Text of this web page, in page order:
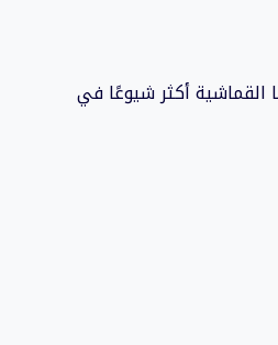
القماشية أكثر شيوعًا في